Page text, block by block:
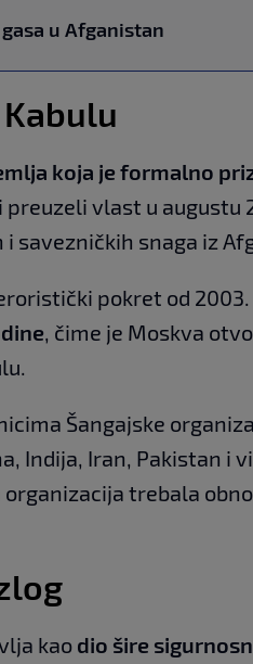
u Afganistan
koja je formalno
preuzeli vlast u augustu
savezničkih snaga iz
pokret od
, čime je Moskva
Šangajske
Indija, Iran, Pakistan i
organizacija trebala
kao dio šire